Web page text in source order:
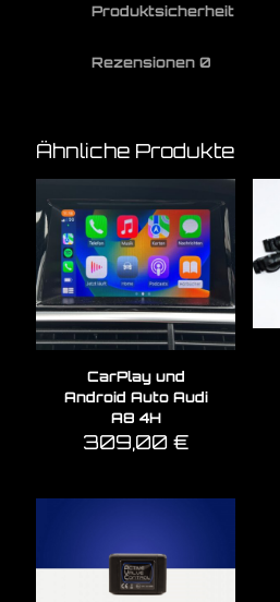
Produktsicherheit
Rezensionen 0
Ähnliche Produkte
CarPlay und
Android Auto Audi
A8 4H
309,00€